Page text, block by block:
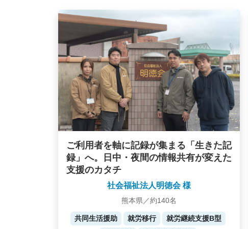
ご利用者を軸に記録が集まる「生きた記
録」へ。日中・夜間の情報共有が変えた
支援のカタチ
社会福祉法人明徳会 様
熊本県／約140名
共同生活援助 就労移行
就労継続支援B型